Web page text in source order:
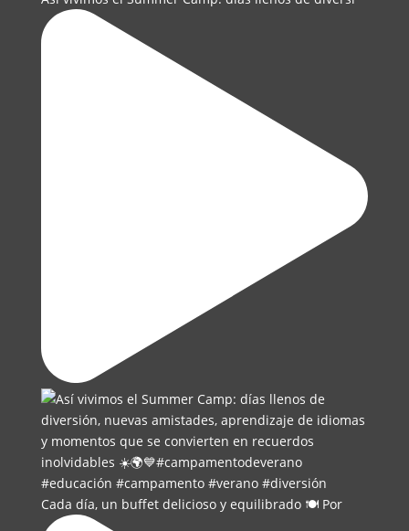
Cada día, un buffet delicioso y equilibrado 🍽️ Por